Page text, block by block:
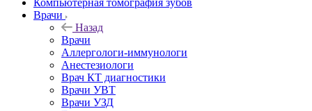
Компьютерная томография зубов
Врачи
Назад
Врачи
Аллергологи-иммунологи
Анестезиологи
Врач КТ диагностики
Врачи УВТ
Врачи УЗД